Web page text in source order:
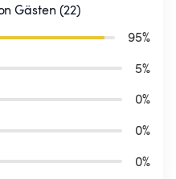
Gästen (22)
95%
5%
0%
0%
0%